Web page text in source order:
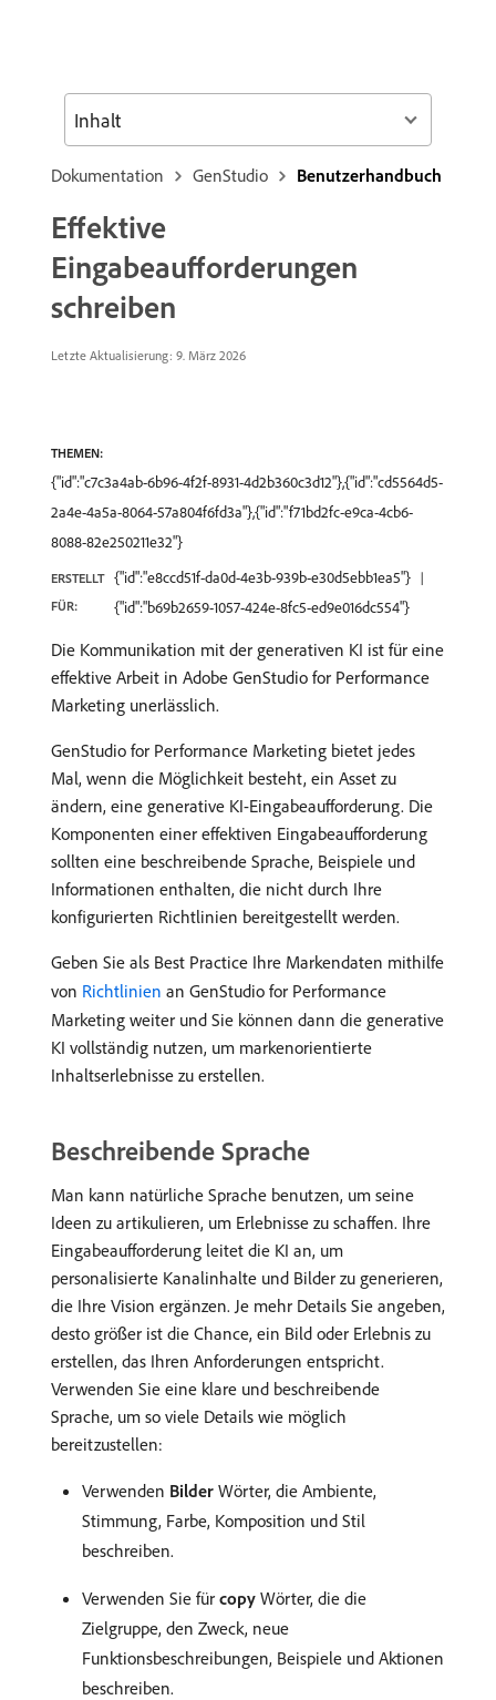
Dokumentation GenStudio Benutzerhandbuch
Effektive
Eingabeaufforderungen
schreiben
Letzte Aktualisierung: 9. März 2026
THEMEN:
{"id":"c7c3a4ab-6b96-4f2f-8931-4d2b360c3d12"},{"id":"cd5564d5-
2a4e-4a5a-8064-57a804f6fd3a"},{"id":"f71bd2fc-e9ca-4cb6-
8088-82e250211e32"}
ERSTELLT
FÜR:
{"id":"e8ccd51f-da0d-4e3b-939b-e30d5ebb1ea5"}
{"id":"b69b2659-1057-424e-8fc5-ed9e016dc554"}
Die Kommunikation mit der generativen KI ist für eine
effektive Arbeit in Adobe GenStudio for Performance
Marketing unerlässlich.
GenStudio for Performance Marketing bietet jedes
Mal, wenn die Möglichkeit besteht, ein Asset zu
ändern, eine generative KI-Eingabeaufforderung. Die
Komponenten einer effektiven Eingabeaufforderung
sollten eine beschreibende Sprache, Beispiele und
Informationen enthalten, die nicht durch Ihre
konfigurierten Richtlinien bereitgestellt werden.
Geben Sie als Best Practice Ihre Markendaten mithilfe
von Richtlinien an GenStudio for Performance
Marketing weiter und Sie können dann die generative
KI vollständig nutzen, um markenorientierte
Inhaltserlebnisse zu erstellen.
Beschreibende Sprache
Man kann natürliche Sprache benutzen, um seine
Ideen zu artikulieren, um Erlebnisse zu schaffen. Ihre
Eingabeaufforderung leitet die KI an, um
personalisierte Kanalinhalte und Bilder zu generieren,
die Ihre Vision ergänzen. Je mehr Details Sie angeben,
desto größer ist die Chance, ein Bild oder Erlebnis zu
erstellen, das Ihren Anforderungen entspricht.
Verwenden Sie eine klare und beschreibende
Sprache, um so viele Details wie möglich
bereitzustellen:
Verwenden Bilder Wörter, die Ambiente,
Stimmung, Farbe, Komposition und Stil
beschreiben.
Verwenden Sie für copy Wörter, die die
Zielgruppe, den Zweck, neue
Funktionsbeschreibungen, Beispiele und Aktionen
beschreiben.
Inhalt